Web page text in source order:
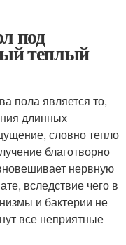
под
теплый
пола является то,
длинных
словно тепло
благотворно
нервную
вследствие чего в
и бактерии не
все неприятные